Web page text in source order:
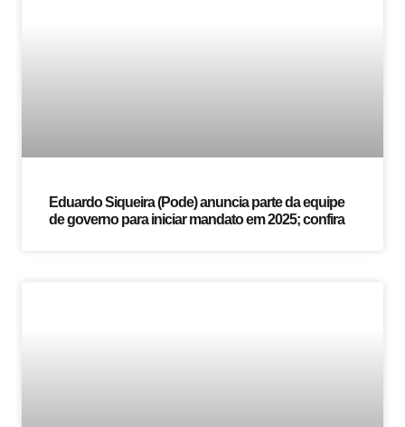
Eduardo Siqueira (Pode) anuncia parte da equipe
de governo para iniciar mandato em 2025; confira